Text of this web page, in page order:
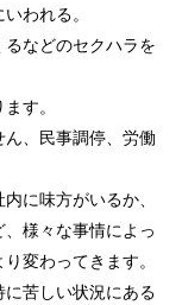
われる。
るなどのセクハラを
す。
、民事調停、労働
に味方がいるか、
様々な事情によっ
変わってきます。
に苦しい状況にある